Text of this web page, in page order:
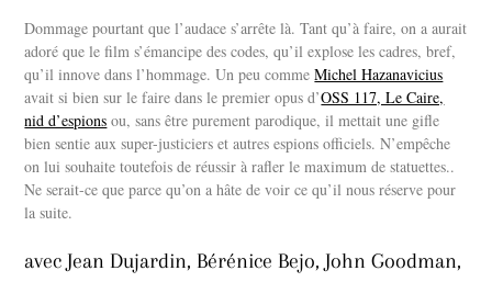
Dommage pourtant que l’audace s’arrête là. Tant qu’à faire, on a aurait
adoré que le film s’émancipe des codes, qu’il explose les cadres, bref,
qu’il innove dans l’hommage. Un peu commeMichel Hazanavicius
avait si bien sur le faire dans le premier opus d’OSS 117, Le Caire,
nid d’espions ou, sans être purement parodique, il mettait une gifle
bien sentie aux super-justiciers et autres espions officiels. N’empêche
on lui souhaite toutefois de réussir à rafler le maximum de statuettes..
Ne serait-ce que parce qu’on a hâte de voir ce qu’il nous réserve pour
la suite.
avec Jean Dujardin, Bérénice Bejo, John Goodman,